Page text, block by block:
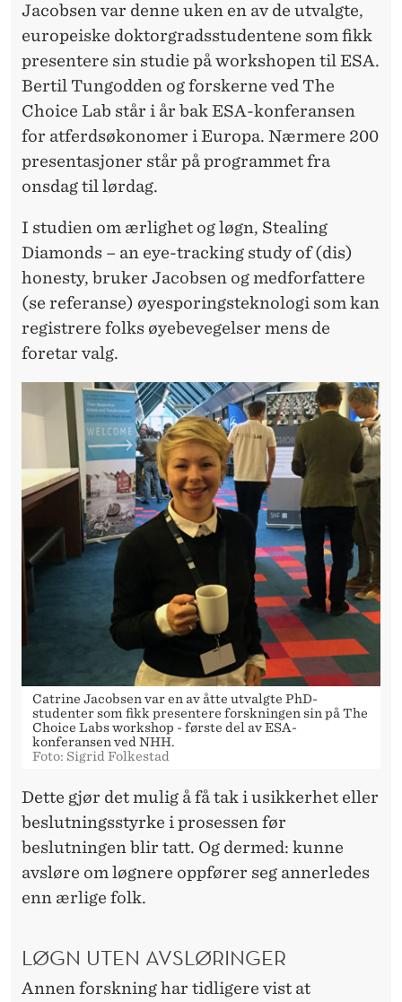
Jacobsen var denne uken en av de utvalgte,
europeiske doktorgradsstudentene som fikk
presentere sin studie på workshopen til ESA.
Bertil Tungodden og forskerne ved The
Choice Lab står i år bak ESA-konferansen
for atferdsøkonomer i Europa. Nærmere 200
presentasjoner står på programmet fra
onsdag til lørdag.
I studien om ærlighet og løgn, Stealing
Diamonds – an eye-tracking study of (dis)
honesty, bruker Jacobsen og medforfattere
(se referanse) øyesporingsteknologi som kan
registrere folks øyebevegelser mens de
foretar valg.
Catrine Jacobsen var en av åtte utvalgte PhD-
studenter som fikk presentere forskningen sin på The
Choice Labs workshop - første del av ESA-
konferansen ved NHH.
Foto: Sigrid Folkestad
Dette gjør det mulig å få tak i usikkerhet eller
beslutningsstyrke i prosessen før
beslutningen blir tatt. Og dermed: kunne
avsløre om løgnere oppfører seg annerledes
enn ærlige folk.
LØGN UTEN AVSLØRINGER
Annen forskning har tidligere vist at